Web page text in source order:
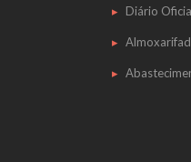
Diário